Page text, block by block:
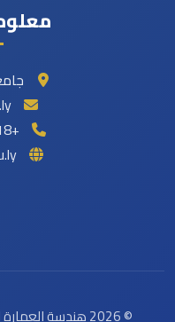
+218 ________
© 2026 هندسة العمارة الداخلية | جميع الحقوق محفوظة.